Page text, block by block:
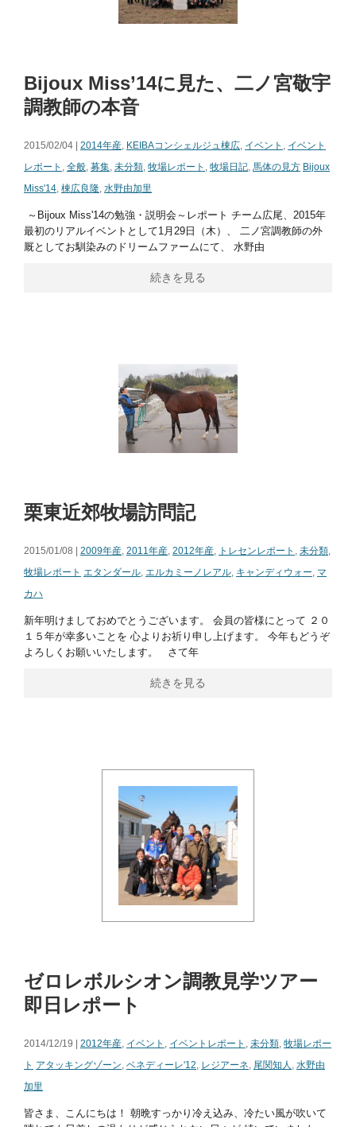
Bijoux Miss’14に見た、二ノ宮敬宇
調教師の本音
2015/02/04 | 2014年産 KEIBAコンシェルジュ棟広 イベント
イベント
レポート
全般 募集 未分類 牧場レポート 牧場日記 馬体の見方 Bijoux
Miss'14 棟広良隆 水野由加里
～Bijoux Miss'14の勉強・説明会～レポート チーム広尾、2015年
最初のリアルイベントとして1月29日（木）、 二ノ宮調教師の外
厩としてお馴染みのドリームファームにて、 水野由
続きを見る
栗東近郊牧場訪問記
2015/01/08 | 2009年産, 2011年産, 2012年産, トレセンレポート , 未分類,
牧場レポート エタンダール, エルカミーノレアル, キャンディウォー, マ
カハ
新年明けましておめでとうございます。 会員の皆様にとって ２０
１５年が幸多いことを 心よりお祈り申し上げます。 今年もどうぞ
よろしくお願いいたします。 さて年
続きを見る
ゼロレボルシオン調教見学ツアー
即日レポート
2014/12/19 | 2012年産, イベント , イベントレポート , 未分類, 牧場レポー
ト アタッキングゾーン, ベネディーレ'12, レジアーネ, 尾関知人 , 水野由
加里
皆さま、こんにちは！ 朝晩すっかり冷え込み、冷たい風が吹いて